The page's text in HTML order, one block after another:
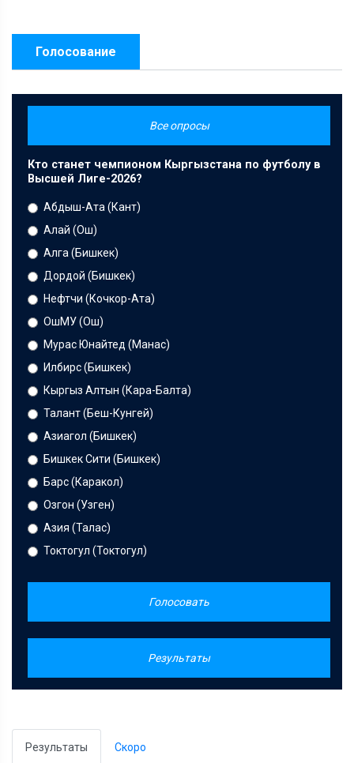
Голосование
Все опросы
Кто станет чемпионом Кыргызстана по футболу в
Высшей Лиге-2026?
Абдыш-Ата (Кант)
Алай (Ош)
Алга (Бишкек)
Дордой (Бишкек)
Нефтчи (Кочкор-Ата)
ОшМУ (Ош)
Мурас Юнайтед (Манас)
Илбирс (Бишкек)
Кыргыз Алтын (Кара-Балта)
Талант (Беш-Кунгей)
Азиагол (Бишкек)
Бишкек Сити (Бишкек)
Барс (Каракол)
Озгон (Узген)
Азия (Талас)
Токтогул (Токтогул)
Голосовать
Результаты
Результаты Скоро